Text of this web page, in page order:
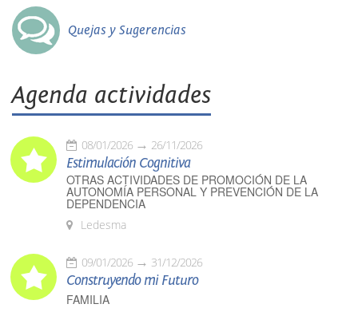
Quejas y Sugerencias
Agenda actividades
08/01/2026 26/11/2026
Estimulación Cognitiva
OTRAS ACTIVIDADES DE PROMOCIÓN DE LA
AUTONOMÍA PERSONAL Y PREVENCIÓN DE LA
DEPENDENCIA
Ledesma
09/01/2026 31/12/2026
Construyendo mi Futuro
FAMILIA